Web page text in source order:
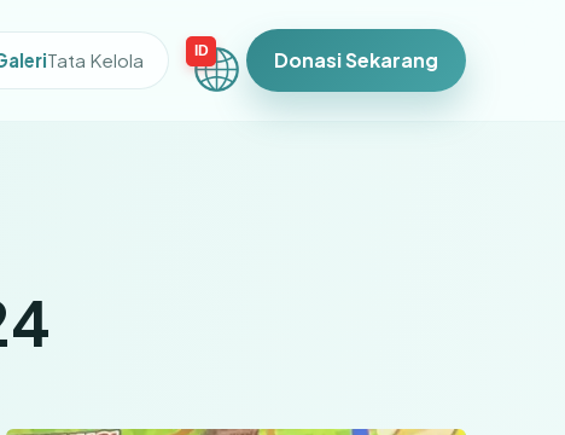
Tata Kelola ID Donasi Sekarang